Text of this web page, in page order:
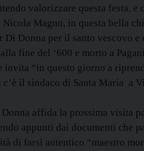
valorizzare questa festa,
Magno, in questa bella
Donna per il santo vescovo
fine del ‘600 e morto a
“in questo giorno a
il sindaco di Santa Maria a
affida la prossima visita
appunti dai documenti che
di farsi autentico “maestro